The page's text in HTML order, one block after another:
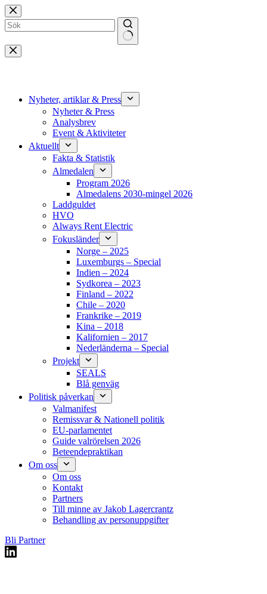
Hoppa
till
innehåll
Inga
resultat
Nyheter, artiklar & Press
Nyheter & Press
Analysbrev
Event & Aktiviteter
Aktuellt
Fakta & Statistik
Almedalen
Program 2026
Almedalens 2030-mingel 2026
Laddguldet
HVO
Always Rent Electric
Fokusländer
Norge – 2025
Luxemburgs – Special
Indien – 2024
Sydkorea – 2023
Finland – 2022
Chile – 2020
Frankrike – 2019
Kina – 2018
Kalifornien – 2017
Nederländerna – Special
Projekt
SEALS
Blå genväg
Politisk påverkan
Valmanifest
Remissvar & Nationell politik
EU-parlamentet
Guide valrörelsen 2026
Beteendepraktikan
Om oss
Om oss
Kontakt
Partners
Till minne av Jakob Lagercrantz
Behandling av personuppgifter
Bli Partner